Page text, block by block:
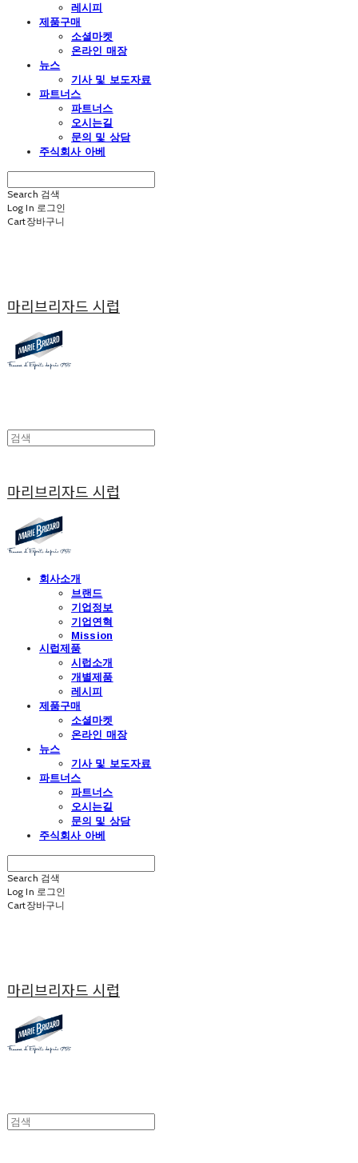
레시피
제품구매
소셜마켓
온라인 매장
뉴스
기사 및 보도자료
파트너스
파트너스
오시는길
문의 및 상담
주식회사 아베
Search 검색
Log In 로그인
Cart장바구니
마리브리자드 시럽
마리브리자드 시럽
회사소개
브랜드
기업정보
기업연혁
Mission
시럽제품
시럽소개
개별제품
레시피
제품구매
소셜마켓
온라인 매장
뉴스
기사 및 보도자료
파트너스
파트너스
오시는길
문의 및 상담
주식회사 아베
Search 검색
Log In 로그인
Cart장바구니
마리브리자드 시럽